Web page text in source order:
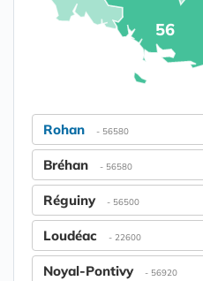
56
Rohan - 56580
Bréhan - 56580
Réguiny - 56500
Loudéac - 22600
Noyal-Pontivy - 56920